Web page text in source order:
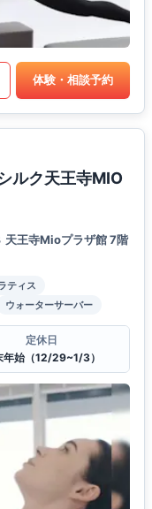
体験・相談予約
ルク天王寺MIO
天王寺Mioプラザ館 7階
ティス
ウォーターサーバー
定休日
年始（12/29~1/3）